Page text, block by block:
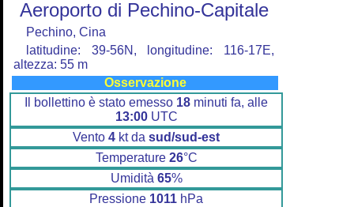
Aeroporto di Pechino-Capitale
Pechino, Cina
latitudine: 39-56N, longitudine: 116-17E,
altezza: 55 m
Osservazione
Il bollettino è stato emesso 18 minuti fa, alle
13:00UTC
Vento 4 kt da sud/sud-est
Temperature 26°C
Umidità 65%
Pressione 1011 hPa